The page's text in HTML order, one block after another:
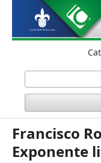
Francisco
Exponente